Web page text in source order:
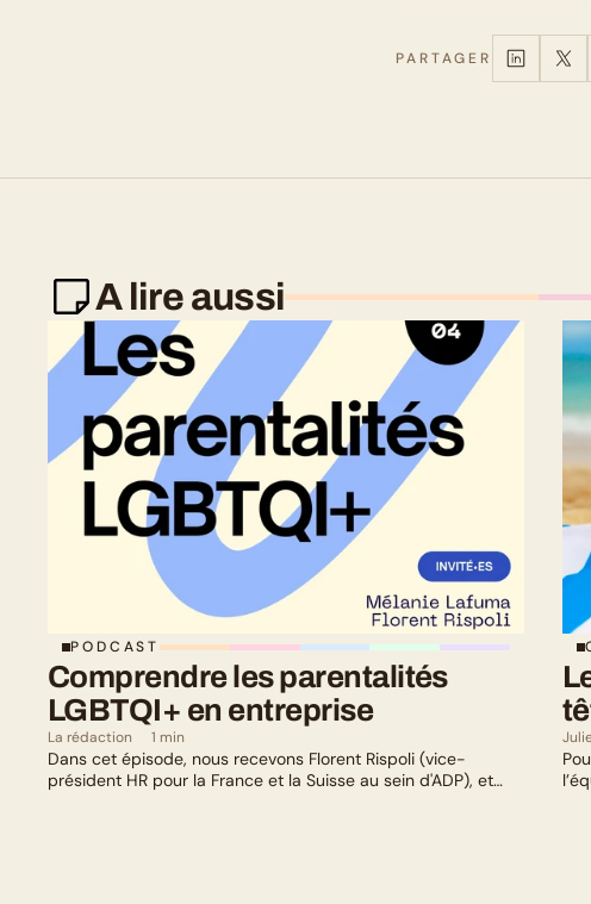
PARTAGER
A lire aussi
PODCAST
Comprendre les parentalités
LGBTQI+ en entreprise
La rédaction 1 min
Dans cet épisode, nous recevons Florent Rispoli (vice-
président HR pour la France et la Suisse au sein d'ADP), et